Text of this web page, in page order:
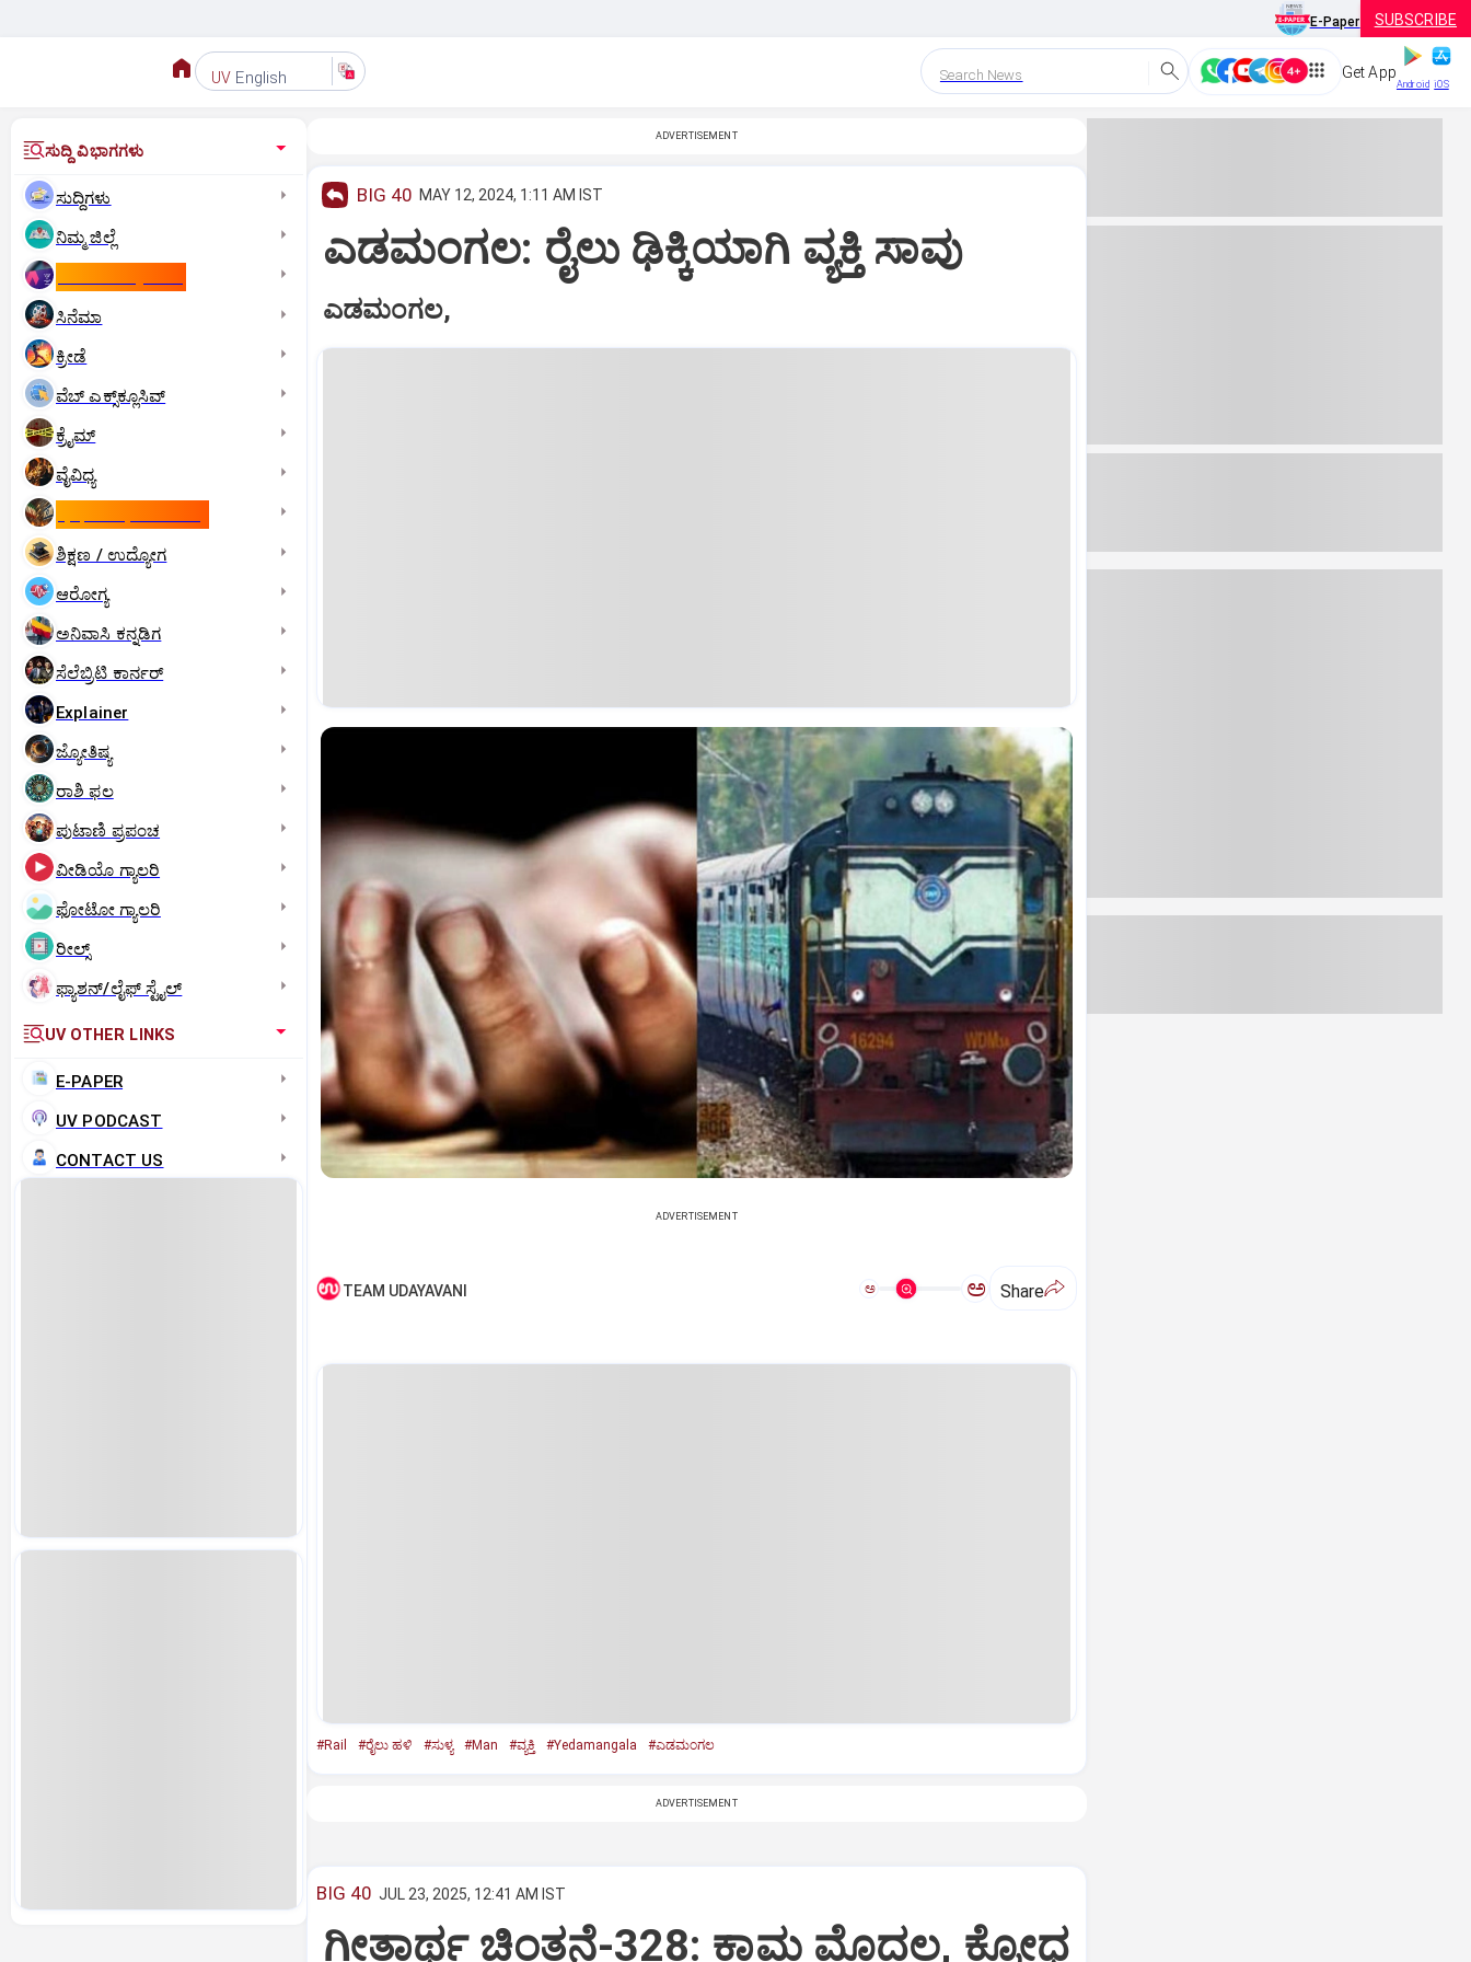
E-Paper SUBSCRIBE
UV English Search News Get App
Android iOS
ಸುದ್ದಿ ವಿಭಾಗಗಳು
ಸುದ್ದಿಗಳು
ನಿಮ್ಮ ಜಿಲ್ಲೆ
ಸಿನೆಮಾ
ಕ್ರೀಡೆ
ವೆಬ್ ಎಕ್ಸ್‌ಕ್ಲೂಸಿವ್
ಕ್ರೈಮ್
ವೈವಿಧ್ಯ
ಶಿಕ್ಷಣ / ಉದ್ಯೋಗ
ಆರೋಗ್ಯ
ಅನಿವಾಸಿ ಕನ್ನಡಿಗ
ಸೆಲೆಬ್ರಿಟಿ ಕಾರ್ನರ್‌
Explainer
ಜ್ಯೋತಿಷ್ಯ
ರಾಶಿ ಫಲ
ಪುಟಾಣಿ ಪ್ರಪಂಚ
ವೀಡಿಯೊ ಗ್ಯಾಲರಿ
ಫೋಟೋ ಗ್ಯಾಲರಿ
ರೀಲ್ಸ್
ಫ್ಯಾಶನ್/ಲೈಫ್‌ ಸ್ಟೈಲ್
UV OTHER LINKS
E-PAPER
UV PODCAST
CONTACT US
ADVERTISEMENT
BIG 40 MAY 12, 2024, 1:11 AM IST
ಎಡಮಂಗಲ: ರೈಲು ಢಿಕ್ಕಿಯಾಗಿ ವ್ಯಕ್ತಿ ಸಾವು
ಎಡಮಂಗಲ,
ADVERTISEMENT
TEAM UDAYAVANI ಅ ಅ Share
#Rail #ರೈಲು ಹಳಿ #ಸುಳ್ಯ #Man #ವ್ಯಕ್ತಿ #Yedamangala #ಎಡಮಂಗಲ
ADVERTISEMENT
BIG 40 JUL 23, 2025, 12:41 AM IST
ಗೀತಾರ್ಥ ಚಿಂತನೆ-328: ಕಾಮ ಮೊದಲ, ಕ್ರೋಧ